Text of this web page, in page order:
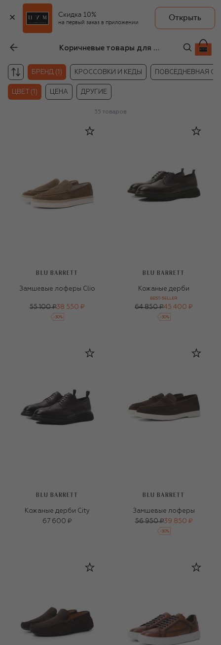
Скидка 10%
на первый заказ в приложении
Открыть
Коричневые товары для мужчин Blu Barrett
БРЕНД (1) КРОССОВКИ И КЕДЫ ПОВСЕДНЕВНАЯ
ЦВЕТ (1) ЦЕНА ДРУГИЕ
35 товаров
BLU BARRETT
Замшевые лоферы Clio
55 100 ₽38 550 ₽
-30%
BLU BARRETT
Кожаные дерби
BEST-SELLER
64 850 ₽45 400 ₽
-30%
BLU BARRETT
Кожаные дерби City
67 600 ₽
BLU BARRETT
Замшевые лоферы
56 950 ₽39 850 ₽
-30%